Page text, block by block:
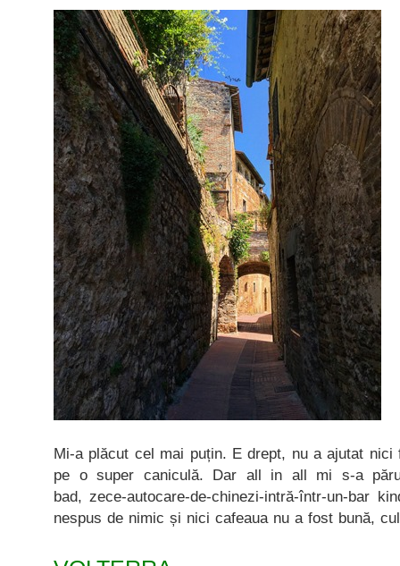
Mi-a plăcut cel mai puțin. E drept, nu a ajutat
pe o super caniculă. Dar all in all mi s-a
bad, zece-autocare-de-chinezi-intră-într-un-bar
nespus de nimic și nici cafeaua nu a fost bună,